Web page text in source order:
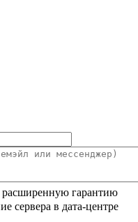
гарантию
сервера в дата-центре